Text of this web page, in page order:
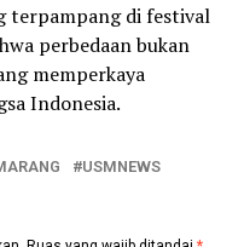
terpampang di festival
perbedaan bukan
memperkaya
Indonesia.
USMNEWS